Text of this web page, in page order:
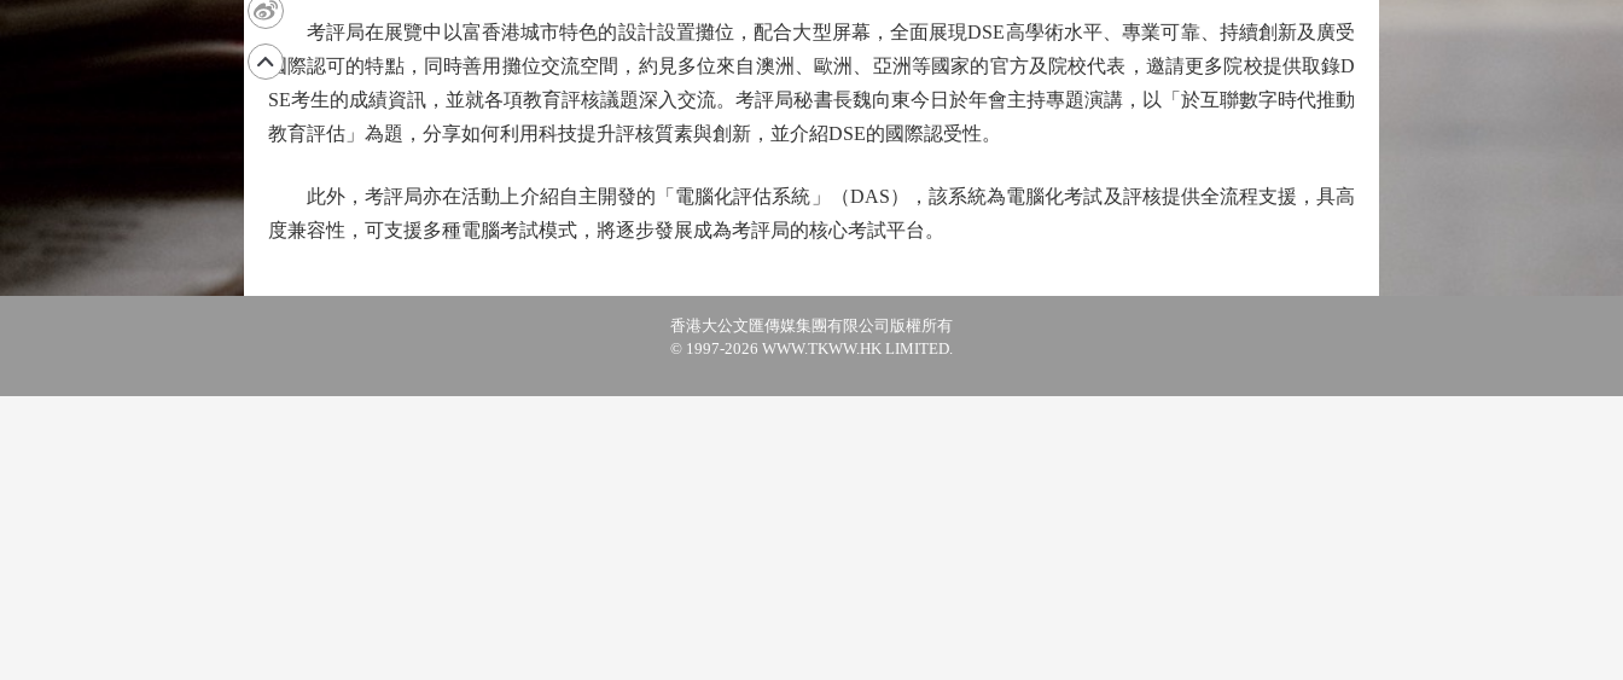
考評局在展覽中以富香港城市特色的設計設置攤位，配合大型屏幕，全面展現DSE高學術水平、專業可靠、持續創新及廣受
國際認可的特點，同時善用攤位交流空間，約見多位來自澳洲、歐洲、亞洲等國家的官方及院校代表，邀請更多院校提供取錄D
SE考生的成績資訊，並就各項教育評核議題深入交流。考評局秘書長魏向東今日於年會主持專題演講，以「於互聯數字時代推動
教育評估」為題，分享如何利用科技提升評核質素與創新，並介紹DSE的國際認受性。
此外，考評局亦在活動上介紹自主開發的「電腦化評估系統」（DAS），該系統為電腦化考試及評核提供全流程支援，具高
度兼容性，可支援多種電腦考試模式，將逐步發展成為考評局的核心考試平台。
香港大公文匯傳媒集團有限公司版權所有
© 1997-2026 WWW.TKWW.HK LIMITED.